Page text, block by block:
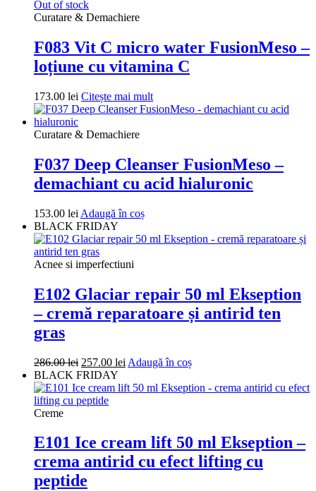
fost:
306.00 lei.
Out of stock
Curatare & Demachiere
F083 Vit C micro water FusionMeso –
loțiune cu vitamina C
173.00 lei Citește mai mult
Curatare & Demachiere
F037 Deep Cleanser FusionMeso –
demachiant cu acid hialuronic
153.00 lei Adaugă în coș
BLACK FRIDAY
Acnee si imperfectiuni
E102 Glaciar repair 50 ml Ekseption
– cremă reparatoare și antirid ten
gras
286.00lei Prețul
inițial
a
fost:
257.00 lei Prețul
este:
Adaugă în coș
BLACK FRIDAY
Creme
E101 Ice cream lift 50 ml Ekseption –
crema antirid cu efect lifting cu
peptide